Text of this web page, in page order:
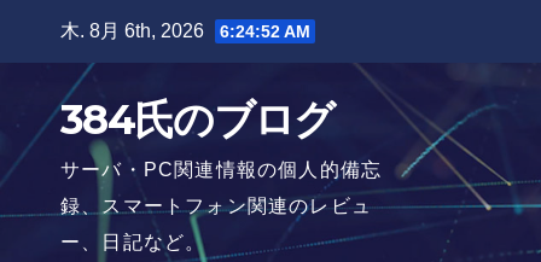
木. 8月 6th, 2026 6:24:53 AM
384氏のブログ
サーバ・PC関連情報の個人的備忘
録、スマートフォン関連のレビュ
ー、日記など。